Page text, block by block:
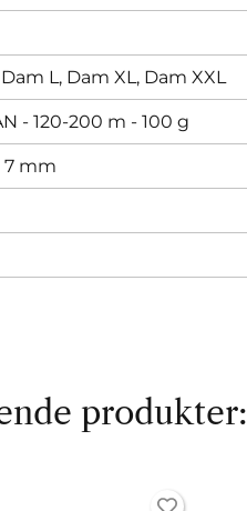
Dam L, Dam XL, Dam XXL
- 120-200 m - 100 g
7 mm
produkter: